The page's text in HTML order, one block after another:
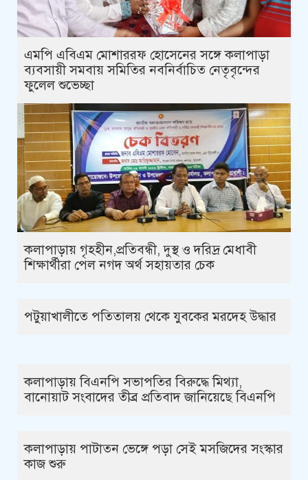
এমপি এবিএম মোশাররফ হোসেনের সঙ্গে কলাপাড়া
ব্যবসায়ী সমবায় সমিতির নবনির্বাচিত নেতৃবৃন্দের
ফুলেল শুভেচ্ছা
কলাপাড়ায় গৃহহীন,প্রতিবন্ধী, দুস্থ ও দরিদ্র মেধাবী
শিক্ষার্থীরা পেল নগদ অর্থ সহায়তার চেক
পটুয়াখালীতে পতিতালয় থেকে যুবকের মরদেহ উদ্ধার
কলাপাড়ায় বিএনপি সভাপতির বিরুদ্ধে মিথ্যা,
বানোয়াট সংবাদের তীব্র প্রতিবাদ জানিয়েছে বিএনপি
কলাপাড়ায় পাটাতন ভেঙ্গে পড়া সেই মসজিদের সংস্কার
কাজ শুরু